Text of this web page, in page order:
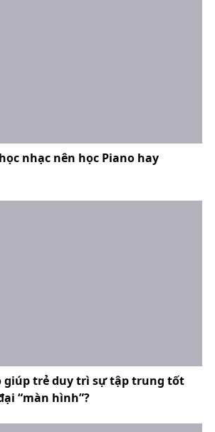
nhạc nên học Piano hay
giúp trẻ duy trì sự tập trung tốt
“màn hình”?